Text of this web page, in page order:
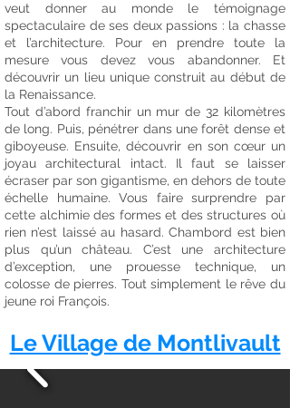
veut donner au monde le témoignage
spectaculaire de ses deux passions : la chasse
et l’architecture. Pour en prendre toute la
mesure vous devez vous abandonner. Et
découvrir un lieu unique construit au début de
la Renaissance.
Tout d’abord franchir un mur de 32 kilomètres
de long. Puis, pénétrer dans une forêt dense et
giboyeuse. Ensuite, découvrir en son cœur un
joyau architectural intact. Il faut se laisser
écraser par son gigantisme, en dehors de toute
échelle humaine. Vous faire surprendre par
cette alchimie des formes et des structures où
rien n’est laissé au hasard. Chambord est bien
plus qu’un château. C’est une architecture
d’exception, une prouesse technique, un
colosse de pierres. Tout simplement le rêve du
jeune roi François.
Le Village de Montlivault